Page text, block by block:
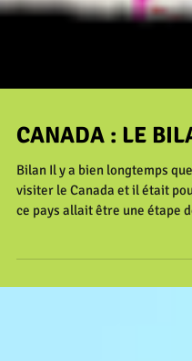
CANADA : LE
Bilan Il y a bien longtemps
visiter le Canada et il était